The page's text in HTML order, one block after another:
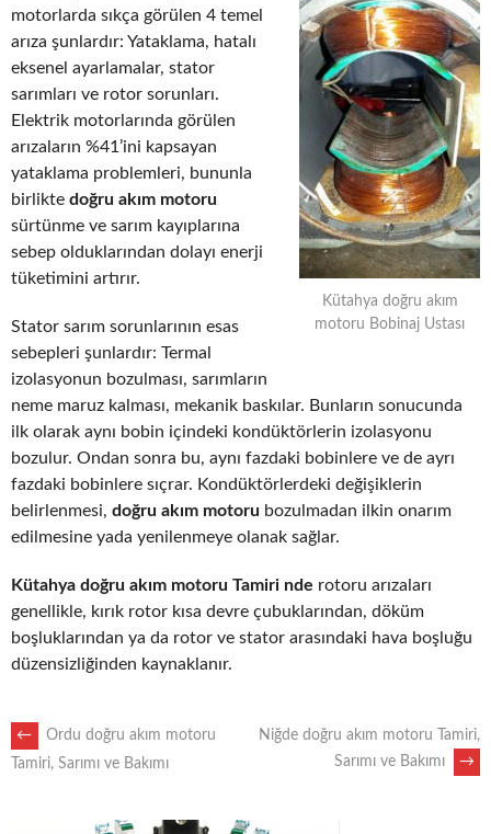
Kütahya doğru akım
motoru Bobinaj Ustası
motorlarda sıkça görülen 4 temel
arıza şunlardır: Yataklama, hatalı
eksenel ayarlamalar, stator
sarımları ve rotor sorunları.
Elektrik motorlarında görülen
arızaların %41’ini kapsayan
yataklama problemleri, bununla
birlikte doğru akım motoru
sürtünme ve sarım kayıplarına
sebep olduklarından dolayı enerji
tüketimini artırır.
Stator sarım sorunlarının esas
sebepleri şunlardır: Termal
izolasyonun bozulması, sarımların
neme maruz kalması, mekanik baskılar. Bunların sonucunda
ilk olarak aynı bobin içindeki kondüktörlerin izolasyonu
bozulur. Ondan sonra bu, aynı fazdaki bobinlere ve de ayrı
fazdaki bobinlere sıçrar. Kondüktörlerdeki değişiklerin
belirlenmesi, doğru akım motoru bozulmadan ilkin onarım
edilmesine yada yenilenmeye olanak sağlar.
Kütahya doğru akım motoru Tamiri nde rotoru arızaları
genellikle, kırık rotor kısa devre çubuklarından, döküm
boşluklarından ya da rotor ve stator arasındaki hava boşluğu
düzensizliğinden kaynaklanır.
POST
NAVIGATION
←
Ordu doğru akım motoru
Tamiri, Sarımı ve Bakımı
Niğde doğru akım motoru Tamiri,
Sarımı ve Bakımı
→